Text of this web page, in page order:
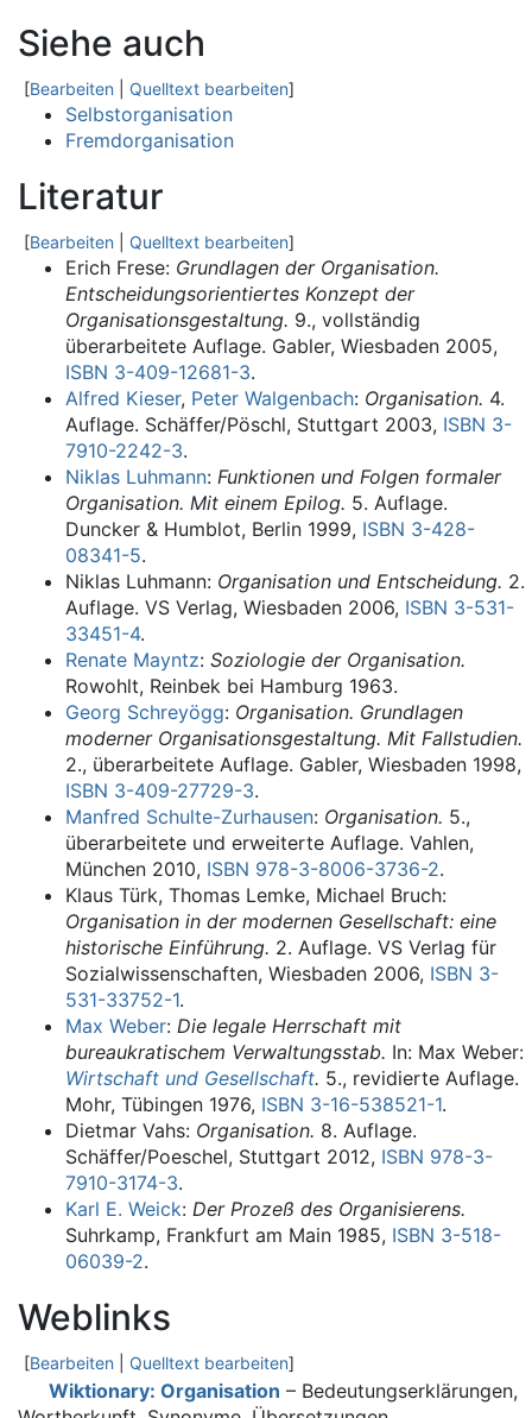
Siehe auch
[Bearbeiten Quelltext bearbeiten]
Selbstorganisation
Fremdorganisation
Literatur
[Bearbeiten Quelltext bearbeiten]
Erich Frese: Grundlagen der Organisation.
Entscheidungsorientiertes Konzept der
Organisationsgestaltung. 9., vollständig
überarbeitete Auflage. Gabler, Wiesbaden 2005,
ISBN 3-409-12681-3.
Alfred Kieser, Peter Walgenbach: Organisation. 4.
Auflage. Schäffer/Pöschl, Stuttgart 2003, ISBN 3-
7910-2242-3.
Niklas Luhmann: Funktionen und Folgen formaler
Organisation. Mit einem Epilog. 5. Auflage.
Duncker & Humblot, Berlin 1999, ISBN 3-428-
08341-5.
Niklas Luhmann: Organisation und Entscheidung. 2.
Auflage. VS Verlag, Wiesbaden 2006, ISBN 3-531-
33451-4.
Renate Mayntz: Soziologie der Organisation.
Rowohlt, Reinbek bei Hamburg 1963.
Georg Schreyögg: Organisation. Grundlagen
moderner Organisationsgestaltung. Mit Fallstudien.
2., überarbeitete Auflage. Gabler, Wiesbaden 1998,
ISBN 3-409-27729-3.
Manfred Schulte-Zurhausen: Organisation. 5.,
überarbeitete und erweiterte Auflage. Vahlen,
München 2010, ISBN 978-3-8006-3736-2.
Klaus Türk, Thomas Lemke, Michael Bruch:
Organisation in der modernen Gesellschaft: eine
historische Einführung. 2. Auflage. VS Verlag für
Sozialwissenschaften, Wiesbaden 2006, ISBN 3-
531-33752-1.
Max Weber: Die legale Herrschaft mit
bureaukratischem Verwaltungsstab. In: Max Weber:
Wirtschaft und Gesellschaft. 5., revidierte Auflage.
Mohr, Tübingen 1976, ISBN 3-16-538521-1.
Dietmar Vahs: Organisation. 8. Auflage.
Schäffer/Poeschel, Stuttgart 2012, ISBN 978-3-
7910-3174-3.
Karl E. Weick: Der Prozeß des Organisierens.
Suhrkamp, Frankfurt am Main 1985, ISBN 3-518-
06039-2.
Weblinks
[Bearbeiten Quelltext bearbeiten]
Wiktionary: Organisation – Bedeutungserklärungen,